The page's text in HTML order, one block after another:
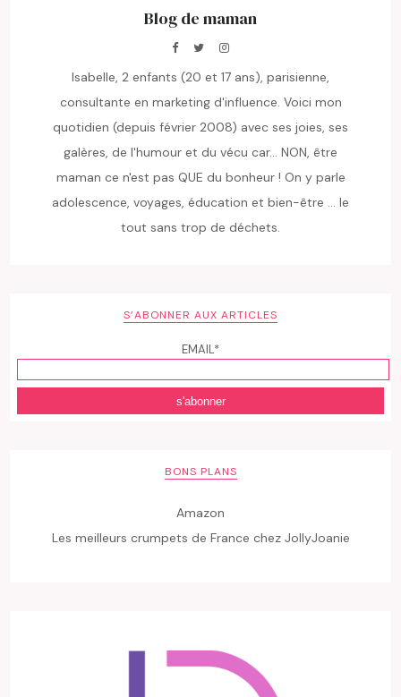
Blog de maman
Isabelle, 2 enfants (20 et 17 ans), parisienne,
consultante en marketing d'influence. Voici mon
quotidien (depuis février 2008) avec ses joies, ses
galères, de l'humour et du vécu car... NON, être
maman ce n'est pas QUE du bonheur ! On y parle
adolescence, voyages, éducation et bien-être ... le
tout sans trop de déchets.
S’ABONNER AUX ARTICLES
EMAIL*
BONS PLANS
Amazon
Les meilleurs crumpets de France chez JollyJoanie